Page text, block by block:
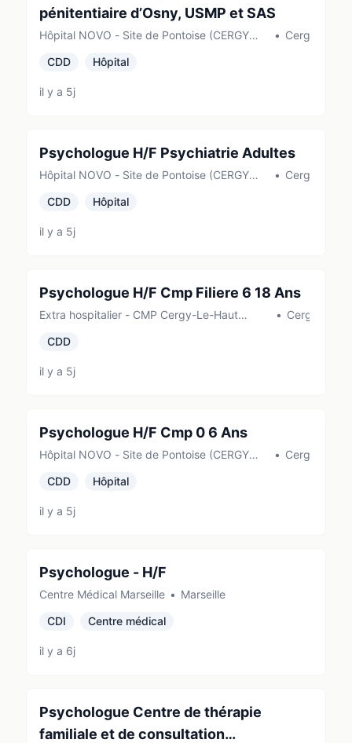
pénitentiaire d’Osny, USMP et SAS
Hôpital NOVO - Site de Pontoise (CERGY
• Cergy
CDD
Hôpital
il y a 5j
Psychologue H/F Psychiatrie Adultes
Hôpital NOVO - Site de Pontoise (CERGY
• Cergy
CDD
Hôpital
il y a 5j
Psychologue H/F Cmp Filiere 6 18 Ans
Extra hospitalier - CMP Cergy-Le-Haut
• Cergy
CDD
il y a 5j
Psychologue H/F Cmp 0 6 Ans
Hôpital NOVO - Site de Pontoise (CERGY
• Cergy
CDD
Hôpital
il y a 5j
Psychologue - H/F
Centre Médical Marseille • Marseille
CDI
Centre médical
il y a 6j
Psychologue Centre de thérapie
familiale et de consultation